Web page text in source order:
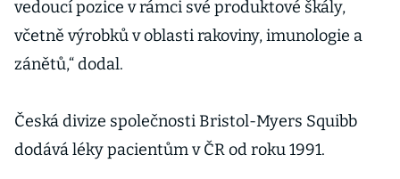
vedoucí pozice v rámci své produktové škály,
včetně výrobků v oblasti rakoviny, imunologie a
zánětů,“ dodal.
Česká divize společnosti Bristol-Myers Squibb
dodává léky pacientům v ČR od roku 1991.